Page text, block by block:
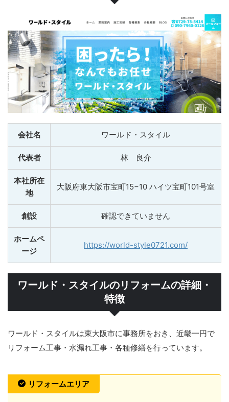
会社名 ワールド・スタイル
代表者 林 良介
本社所在
地
大阪府東大阪市宝町15−10 ハイツ宝町101号室
創設 確認できていません
ホームペ
ージ
https://world-style0721.com/
ワールド・スタイルのリフォームの詳細・
特徴
ワールド・スタイルは東大阪市に事務所をおき、近畿一円で
リフォーム工事・水漏れ工事・各種修繕を行っています。
リフォームエリア